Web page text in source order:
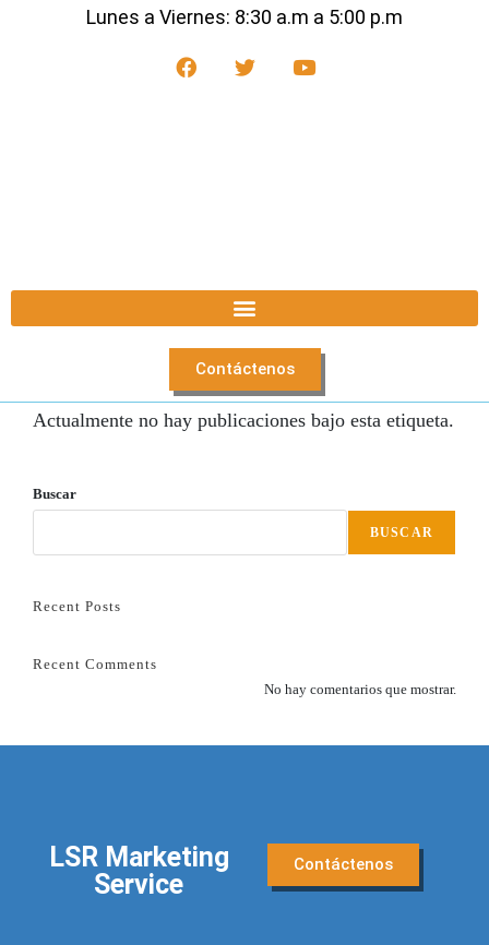
Lunes a Viernes: 8:30 a.m a 5:00 p.m
Contáctenos
Actualmente no hay publicaciones bajo esta etiqueta.
Buscar
BUSCAR
Recent Posts
Recent Comments
No hay comentarios que mostrar.
LSR Marketing
Service
Contáctenos